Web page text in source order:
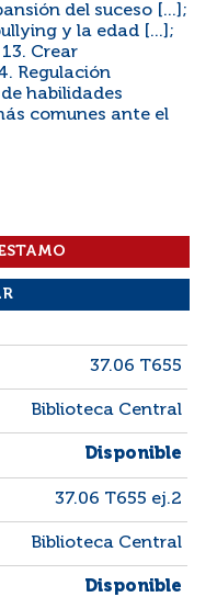
del suceso [...];
y la edad [...];
Crear
Regulación
habilidades
comunes ante el
37.06 T655
Biblioteca Central
Disponible
37.06 T655 ej.2
Biblioteca Central
Disponible